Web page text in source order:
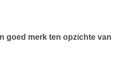
goed merk ten opzichte van